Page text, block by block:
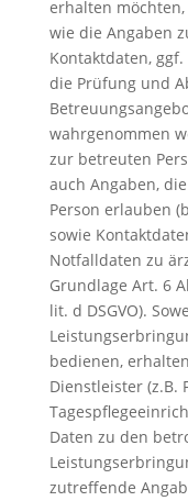
erhalten
wie die Angaben
Kontaktdaten,
die Prüfung und
wahrgenommen
zur betreuten
auch Angaben,
Person erlauben
sowie
Notfalldaten zu
Grundlage Art. 6
lit. d DSGVO).
bedienen,
Dienstleister (z.B.
Daten zu den
zutreffende